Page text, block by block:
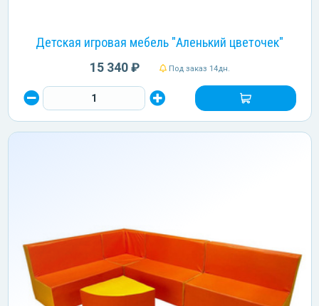
Детская игровая мебель "Аленький цветочек"
15 340 ₽ Под заказ 14дн.